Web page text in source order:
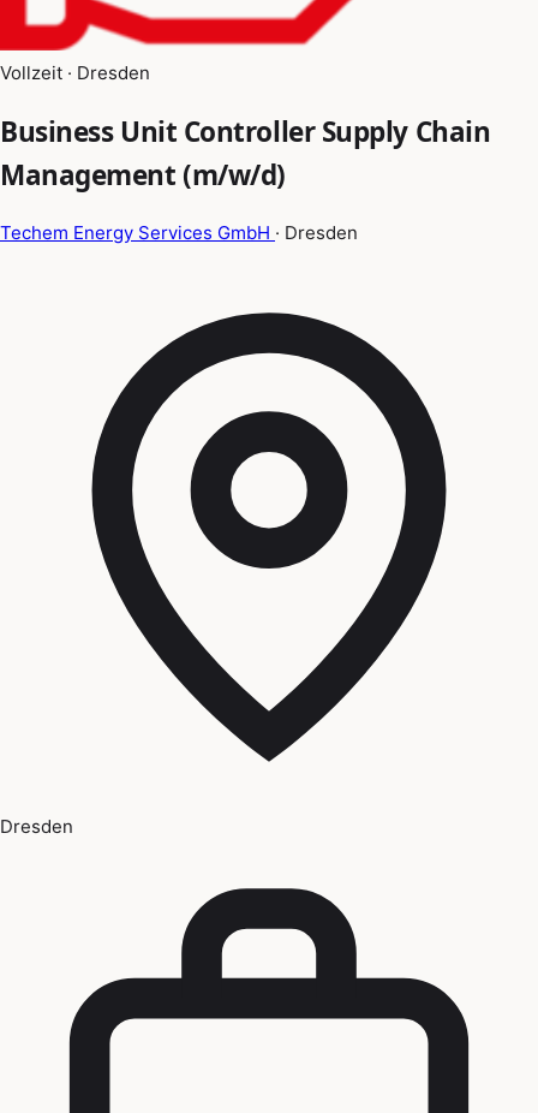
Vollzeit · Dresden
Business Unit Controller Supply Chain
Management (m/w/d)
Techem Energy Services GmbH · Dresden
Dresden